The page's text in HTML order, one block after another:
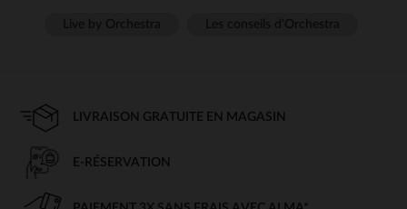
LIVRAISON GRATUITE EN MAGASIN
E-RÉSERVATION